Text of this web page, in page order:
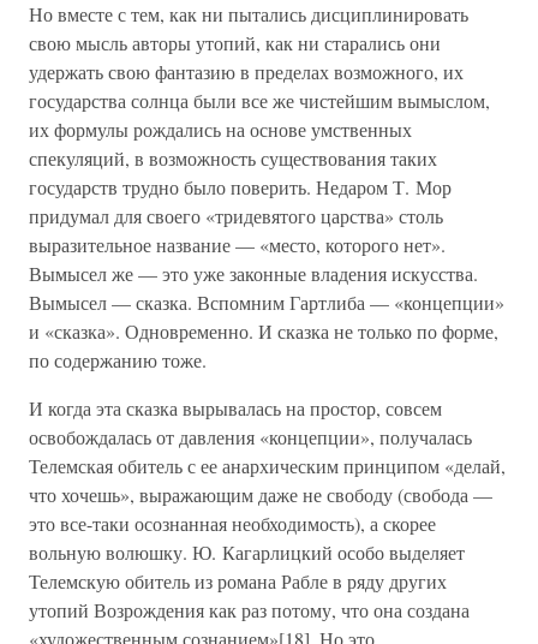
Но вместе с тем, как ни пытались дисциплинировать
свою мысль авторы утопий, как ни старались они
удержать свою фантазию в пределах возможного, их
государства солнца были все же чистейшим вымыслом,
их формулы рождались на основе умственных
спекуляций, в возможность существования таких
государств трудно было поверить. Недаром Т. Мор
придумал для своего «тридевятого царства» столь
выразительное название — «место, которого нет».
Вымысел же — это уже законные владения искусства.
Вымысел — сказка. Вспомним Гартлиба — «концепции»
и «сказка». Одновременно. И сказка не только по форме,
по содержанию тоже.
И когда эта сказка вырывалась на простор, совсем
освобождалась от давления «концепции», получалась
Телемская обитель с ее анархическим принципом «делай,
что хочешь», выражающим даже не свободу (свобода —
это все-таки осознанная необходимость), а скорее
вольную волюшку. Ю. Кагарлицкий особо выделяет
Телемскую обитель из романа Рабле в ряду других
утопий Возрождения как раз потому, что она создана
«художественным сознанием»[18]. Но это